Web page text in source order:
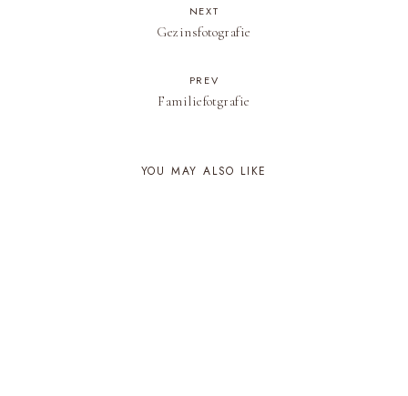
NEXT
Gezinsfotografie
PREV
Familiefotgrafie
YOU MAY ALSO LIKE